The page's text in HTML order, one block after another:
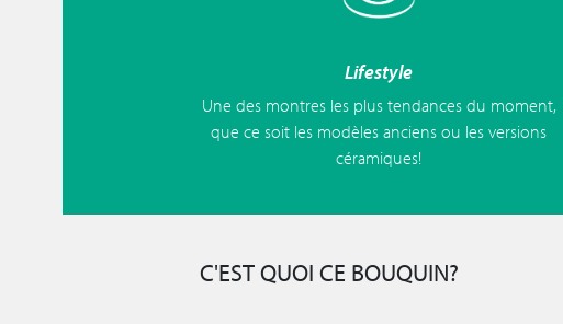
Lifestyle
Une des montres les plus tendances du moment,
que ce soit les modèles anciens ou les versions
céramiques!
C'EST QUOI CE BOUQUIN?